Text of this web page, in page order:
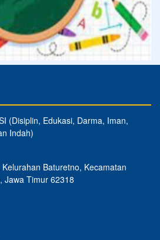
(Disiplin, Edukasi, Darma, Iman,
Indah)
Baturetno, Kecamatan
Jawa Timur 62318